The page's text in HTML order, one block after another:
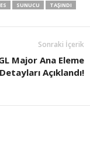
SUNUCU
TAŞINDI
Sonraki İçerik
Major Ana Eleme
Detayları Açıklandı!